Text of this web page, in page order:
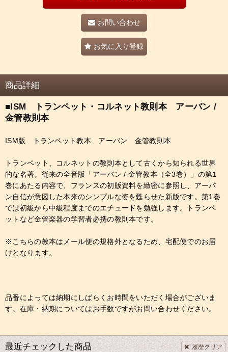
お問い合わせ
お気に入り登録
商品詳細
■ISM トランペット・コルネット教則本 アーバン /
金管教則本
ISM版 トランペット教本 アーバン 金管教則本
トランペット、コルネットの教則本として古くから知られる世界
的な名著。従来の全音版「アーバン / 金管教本（全3巻）」の第1
巻にあたる内容で、フランスの初版資料を緻密に参照し、アーバ
ン自信が意図した本来のシンプルな姿を甦らせた新版です。第1巻
では初級から中級程度までのエチュードを勉強します。トランペ
ットなど金管楽器の学習者必携の教則本です。
※こちらの教本はメール便の規格外となるため、宅配便でのお届
けとなります。
品番によっては納期にしばらくお時間をいただく場合がございま
す。在庫・納期についてはお手数ですがお問い合わせください。
最近チェックした商品 履歴クリア